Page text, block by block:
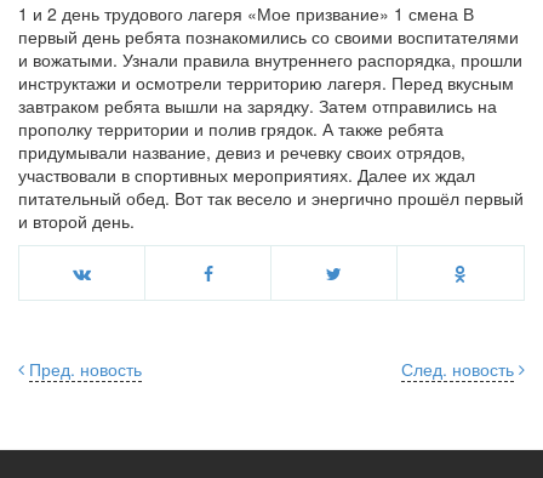
1 и 2 день трудового лагеря «Мое призвание» 1 смена В
первый день ребята познакомились со своими воспитателями
и вожатыми. Узнали правила внутреннего распорядка, прошли
инструктажи и осмотрели территорию лагеря. Перед вкусным
завтраком ребята вышли на зарядку. Затем отправились на
прополку территории и полив грядок. А также ребята
придумывали название, девиз и речевку своих отрядов,
участвовали в спортивных мероприятиях. Далее их ждал
питательный обед. Вот так весело и энергично прошёл первый
и второй день.
След. новость
Пред. новость